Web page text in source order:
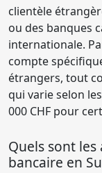
clientèle
ou des banques
internationale.
compte
étrangers, tout
qui varie selon
000 CHF pour
Quels sont
bancaire en